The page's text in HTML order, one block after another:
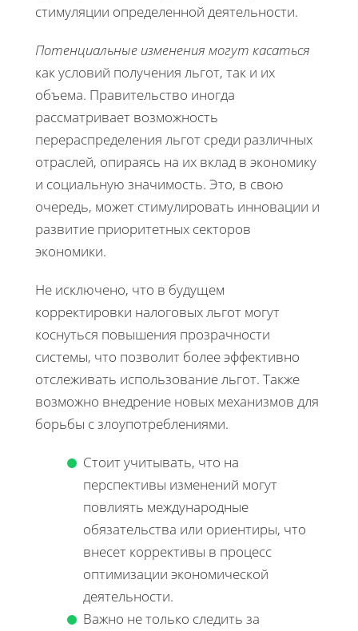
стимуляции определенной деятельности.
Потенциальные изменения могут касаться
как условий получения льгот, так и их
объема. Правительство иногда
рассматривает возможность
перераспределения льгот среди различных
отраслей, опираясь на их вклад в экономику
и социальную значимость. Это, в свою
очередь, может стимулировать инновации и
развитие приоритетных секторов
экономики.
Не исключено, что в будущем
корректировки налоговых льгот могут
коснуться повышения прозрачности
системы, что позволит более эффективно
отслеживать использование льгот. Также
возможно внедрение новых механизмов для
борьбы с злоупотреблениями.
Стоит учитывать, что на
перспективы изменений могут
повлиять международные
обязательства или ориентиры, что
внесет коррективы в процесс
оптимизации экономической
деятельности.
Важно не только следить за